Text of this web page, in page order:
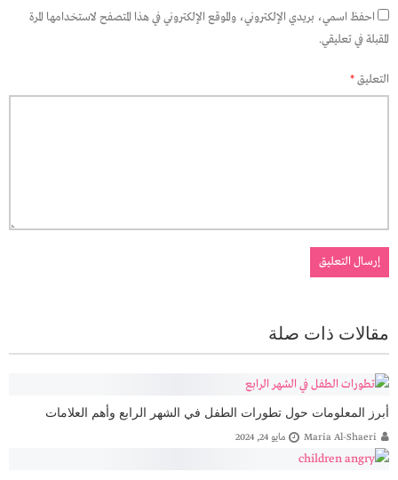
احفظ اسمي، بريدي الإلكتروني، والموقع الإلكتروني في هذا المتصفح لاستخدامها المرة
المقبلة في تعليقي.
التعليق*
مقالات ذات صلة
أبرز المعلومات حول تطورات الطفل في الشهر الرابع وأهم العلامات
Maria Al-Shaeri مايو 24, 2024